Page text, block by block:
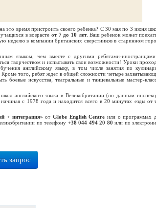
это время пристроить своего ребенка? С 30 мая по 3 июня
в возрастеот 7 до 10 лет. Ваш ребенок может
неделю в компании британских сверстников в старинном
языком, чем вместе с другими ребятами-
творчеством и испытывать свои возможности! Уроки
английскому языку, в том числе занятия по
того, ребят ждет в общей сложности четыре
искусства, театральные и танцевальные мастер-
английского языка в Великобритании (по данным
с 1978 года и находится всего в 20 минутах езды от
+ интеграция»от Globe English Centre или о программах
по телефону +38 044 494 20 80 или по
запрос